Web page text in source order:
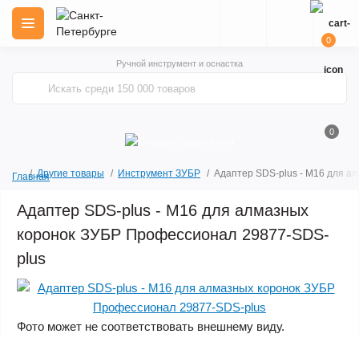
Ручной инструмент и оснастка
0
0
ГлавнаяДругие товары Инструмент ЗУБР Адаптер SDS-plus - М16 для
Адаптер SDS-plus - М16 для алмазных
коронок ЗУБР Профессионал 29877-SDS-
plus
Фото может не соответствовать внешнему виду.